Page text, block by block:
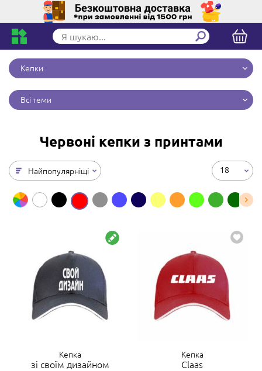
Кепки
Всі теми
Червоні кепки з принтами
Найпопулярніщі 18
Кепка
зі своїм дизайном
Кепка
Claas